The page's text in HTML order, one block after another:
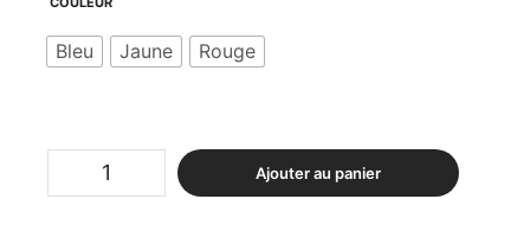
Bleu Jaune Rouge
quantité
Ajouter au panier